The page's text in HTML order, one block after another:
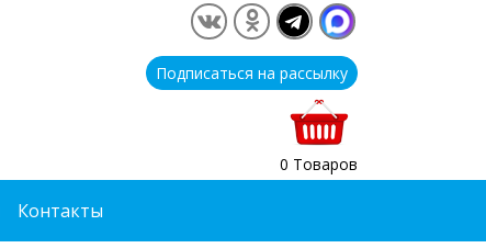
Подписаться на рассылку
0 Товаров
Контакты